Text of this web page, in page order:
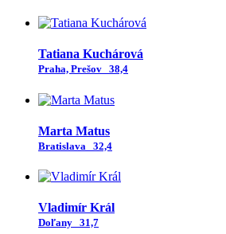
Tatiana Kuchárová
Praha, Prešov 38,4
Marta Matus
Bratislava 32,4
Vladimír Král
Doľany 31,7